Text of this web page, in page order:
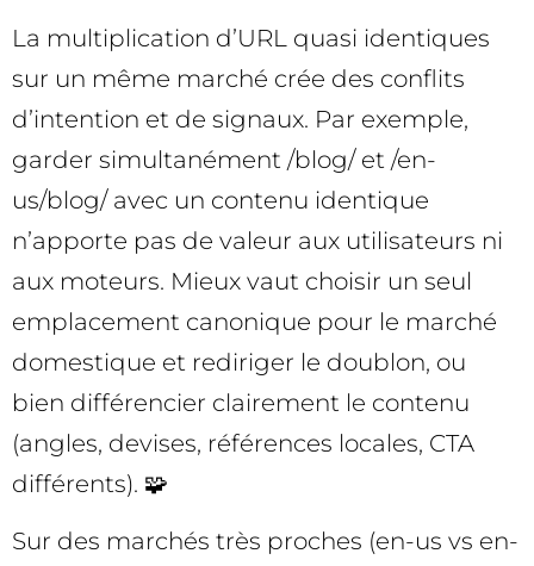
La multiplication d’URL quasi identiques
sur un même marché crée des conflits
d’intention et de signaux. Par exemple,
garder simultanément /blog/ et /en-
us/blog/ avec un contenu identique
n’apporte pas de valeur aux utilisateurs ni
aux moteurs. Mieux vaut choisir un seul
emplacement canonique pour le marché
domestique et rediriger le doublon, ou
bien différencier clairement le contenu
(angles, devises, références locales, CTA
différents). 🧩
Sur des marchés très proches (en-us vs en-